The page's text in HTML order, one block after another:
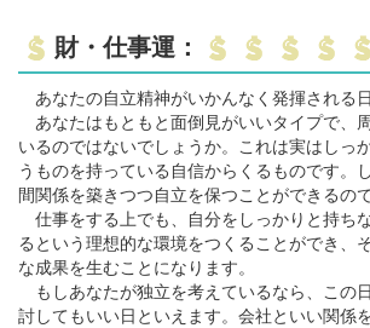
財・仕事運：
あなたの自立精神がいかんなく発揮される日
あなたはもともと面倒見がいいタイプで、
いるのではないでしょうか。これは実はしっ
うものを持っている自信からくるものです。
間関係を築きつつ自立を保つことができるので
仕事をする上でも、自分をしっかりと持ち
るという理想的な環境をつくることができ、
な成果を生むことになります。
もしあなたが独立を考えているなら、この
討してもいい日といえます。会社といい関係